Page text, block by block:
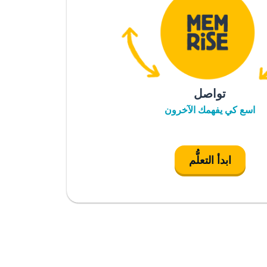
تواصل
اسع كي يفهمك الآخرون
ابدأ التعلُّم